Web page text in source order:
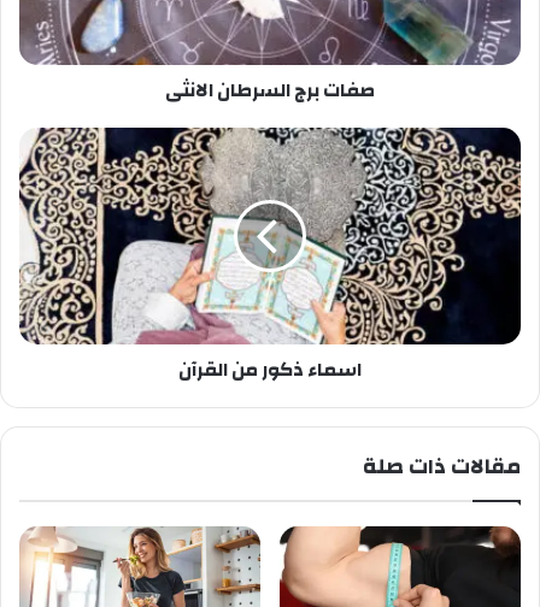
صفات برج السرطان الانثى
اسماء ذكور من القرآن
مقالات ذات صلة